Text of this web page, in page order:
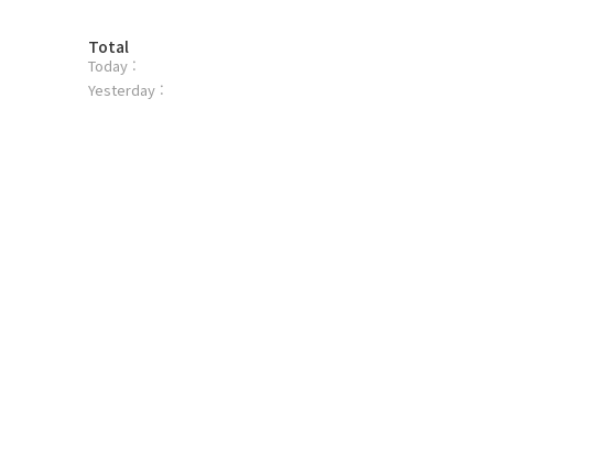
방
문
자
Total
Today :
Yesterday :